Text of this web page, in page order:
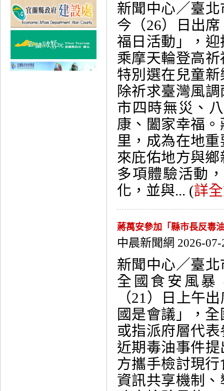
新聞中心／臺
今（26）日出
福日活動」，
乘摩天輪登高
特別選在兒童
除祈求臺灣風
市四時無災、
康、闔家幸福
里，成為在地
來庇佑地方與
多項體驗活動
化，並與... (詳
蔣萬安參加「縣市長反毒
中晨新聞網 2026-07-
新聞中心／臺
全國食安風暴
（21）日上午
國是會議」，
或指派府層代
近期毒油事件
方攜手檢討現
資訊共享機制